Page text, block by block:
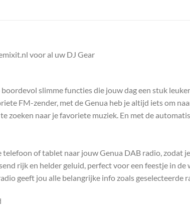
voor al uw DJ Gear
slimme functies die jouw dag een stuk
FM-zender, met de Genua heb je altijd iets om
zoeken naar je favoriete muziek. En met de
of tablet naar jouw Genua DAB radio, zodat
rijk en helder geluid, perfect voor een feestje in
geeft jou alle belangrijke info zoals geselecteerde